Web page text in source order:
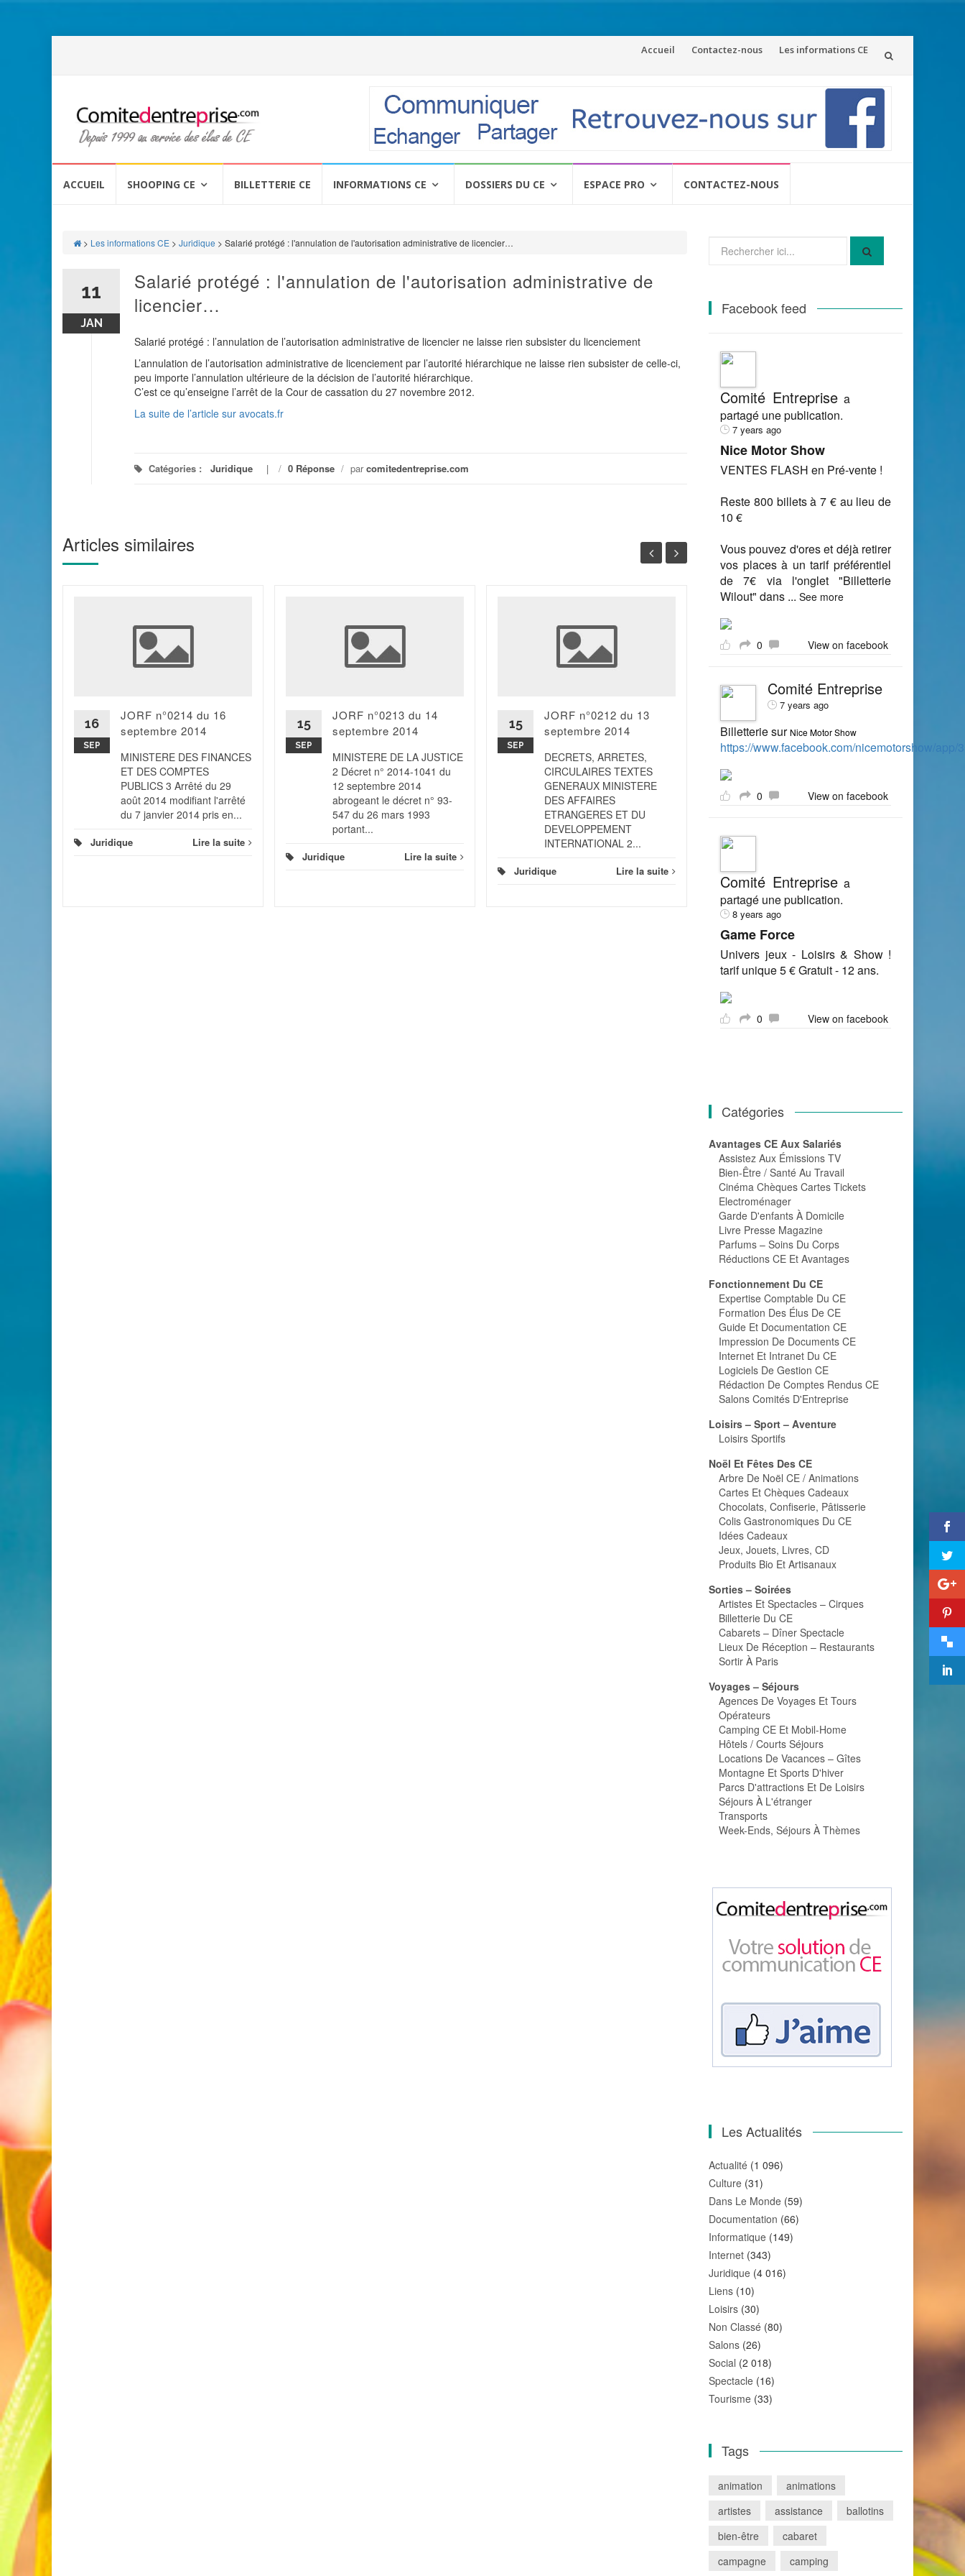
Aller
Accueil Contactez-nous Les informations CE
ACCUEIL SHOOPING CE BILLETTERIE CE INFORMATIONS CE DOSSIERS DU CE ESPACE PRO CONTACTEZ-NOUS
> Les informations CE > Juridique > Salarié protégé : l'annulation de l'autorisation administrative de licencier…
11
JAN
Salarié protégé : l'annulation de l'autorisation administrative de
licencier…
Salarié protégé : l’annulation de l’autorisation administrative de licencier ne laisse rien subsister du licenciement
L’annulation de l’autorisation administrative de licenciement par l’autorité hiérarchique ne laisse rien subsister de celle-ci,
peu importe l’annulation ultérieure de la décision de l’autorité hiérarchique.
C’est ce qu’enseigne l’arrêt de la Cour de cassation du 27 novembre 2012.
La suite de l’article sur avocats.fr
Catégories : Juridique / 0 Réponse / parcomitedentreprise.com
Articles similaires
16
SEP
JORF n°0214 du 16
septembre 2014
MINISTERE DES FINANCES
ET DES COMPTES
PUBLICS 3 Arrêté du 29
août 2014 modifiant l'arrêté
du 7 janvier 2014 pris en...
Juridique Lire la suite
15
SEP
JORF n°0213 du 14
septembre 2014
MINISTERE DE LA JUSTICE
2 Décret n° 2014-1041 du
12 septembre 2014
abrogeant le décret n° 93-
547 du 26 mars 1993
portant...
Juridique Lire la suite
15
SEP
JORF n°0212 du 13
septembre 2014
DECRETS, ARRETES,
CIRCULAIRES TEXTES
GENERAUX MINISTERE
DES AFFAIRES
ETRANGERES ET DU
DEVELOPPEMENT
INTERNATIONAL 2...
Juridique Lire la suite
12
SEP
DEVELOPPEMENT
INTERNATIONAL 5 Arrêté
du 26 août 2014 portant
délégation de signature...
Juridique
pour
Facebook feed
Comité Entreprisea
partagé une publication.
7 years ago
Nice Motor Show
VENTES FLASH en Pré-vente !
Reste 800 billets à 7 € au lieu de
10 €
Vous pouvez d'ores et déjà retirer
vos places à un tarif préférentiel
de 7€ via l'onglet "Billetterie
Wilout" dans ... See more
0 View on facebook
Comité Entreprise
7 years ago
Billetterie sur Nice Motor Show
https://www.facebook.com/nicemotorshow/app/
0 View on facebook
Comité Entreprisea
partagé une publication.
8 years ago
Game Force
Univers jeux - Loisirs & Show !
tarif unique 5 € Gratuit - 12 ans.
0 View on facebook
Catégories
Avantages CE Aux Salariés
Assistez Aux Émissions TV
Bien-Être / Santé Au Travail
Cinéma Chèques Cartes Tickets
Electroménager
Garde D'enfants À Domicile
Livre Presse Magazine
Parfums – Soins Du Corps
Réductions CE Et Avantages
Fonctionnement Du CE
Expertise Comptable Du CE
Formation Des Élus De CE
Guide Et Documentation CE
Impression De Documents CE
Internet Et Intranet Du CE
Logiciels De Gestion CE
Rédaction De Comptes Rendus CE
Salons Comités D'Entreprise
Loisirs – Sport – Aventure
Loisirs Sportifs
Noël Et Fêtes Des CE
Arbre De Noël CE / Animations
Cartes Et Chèques Cadeaux
Chocolats, Confiserie, Pâtisserie
Colis Gastronomiques Du CE
Idées Cadeaux
Jeux, Jouets, Livres, CD
Produits Bio Et Artisanaux
Sorties – Soirées
Artistes Et Spectacles – Cirques
Billetterie Du CE
Cabarets – Dîner Spectacle
Lieux De Réception – Restaurants
Sortir À Paris
Voyages – Séjours
Agences De Voyages Et Tours
Opérateurs
Camping CE Et Mobil-Home
Hôtels / Courts Séjours
Locations De Vacances – Gîtes
Montagne Et Sports D'hiver
Parcs D'attractions Et De Loisirs
Séjours À L'étranger
Transports
Week-Ends, Séjours À Thèmes
Les Actualités
Actualité (1 096)
Culture (31)
Dans Le Monde (59)
Documentation (66)
Informatique (149)
Internet (343)
Juridique (4 016)
Liens (10)
Loisirs (30)
Non Classé (80)
Salons (26)
Social (2 018)
Spectacle (16)
Tourisme (33)
Tags
animation
animations
artistes
assistance
ballotins
bien-être
cabaret
campagne
camping